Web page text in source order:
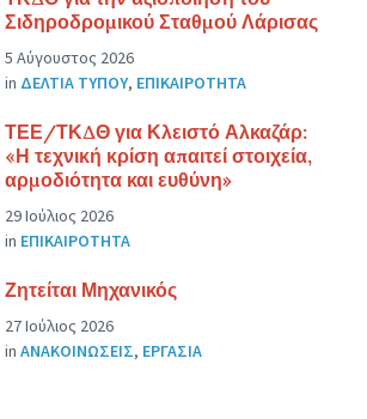
Σιδηροδρομικού Σταθμού Λάρισας
5 Αύγουστος 2026
in ΔΕΛΤΙΑ ΤΥΠΟΥ, ΕΠΙΚΑΙΡΟΤΗΤΑ
ΤΕΕ/ΤΚΔΘ για Κλειστό Αλκαζάρ:
«Η τεχνική κρίση απαιτεί στοιχεία,
αρμοδιότητα και ευθύνη»
29 Ιούλιος 2026
in ΕΠΙΚΑΙΡΟΤΗΤΑ
Ζητείται Μηχανικός
27 Ιούλιος 2026
in ΑΝΑΚΟΙΝΩΣΕΙΣ, ΕΡΓΑΣΙΑ